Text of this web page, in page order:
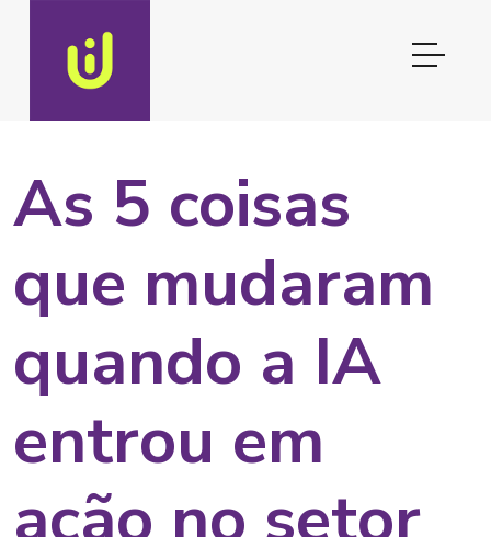
As 5 coisas
que mudaram
quando a IA
entrou em